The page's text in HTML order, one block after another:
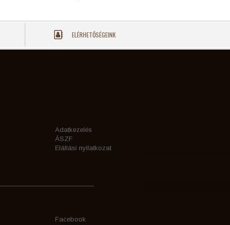
ELÉRHETŐSÉGEINK
Adatkezelés
ÁSZF
Elállási nyilatkozat
Facebook